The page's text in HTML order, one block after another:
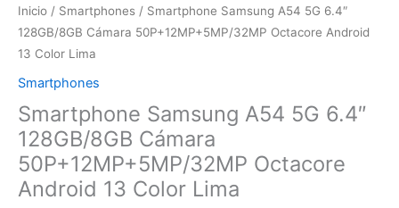
Inicio / Smartphones / Smartphone Samsung A54 5G 6.4″
128GB/8GB Cámara 50P+12MP+5MP/32MP Octacore Android
13 Color Lima
Smartphones
Smartphone Samsung A54 5G 6.4″
128GB/8GB Cámara
50P+12MP+5MP/32MP Octacore
Android 13 Color Lima